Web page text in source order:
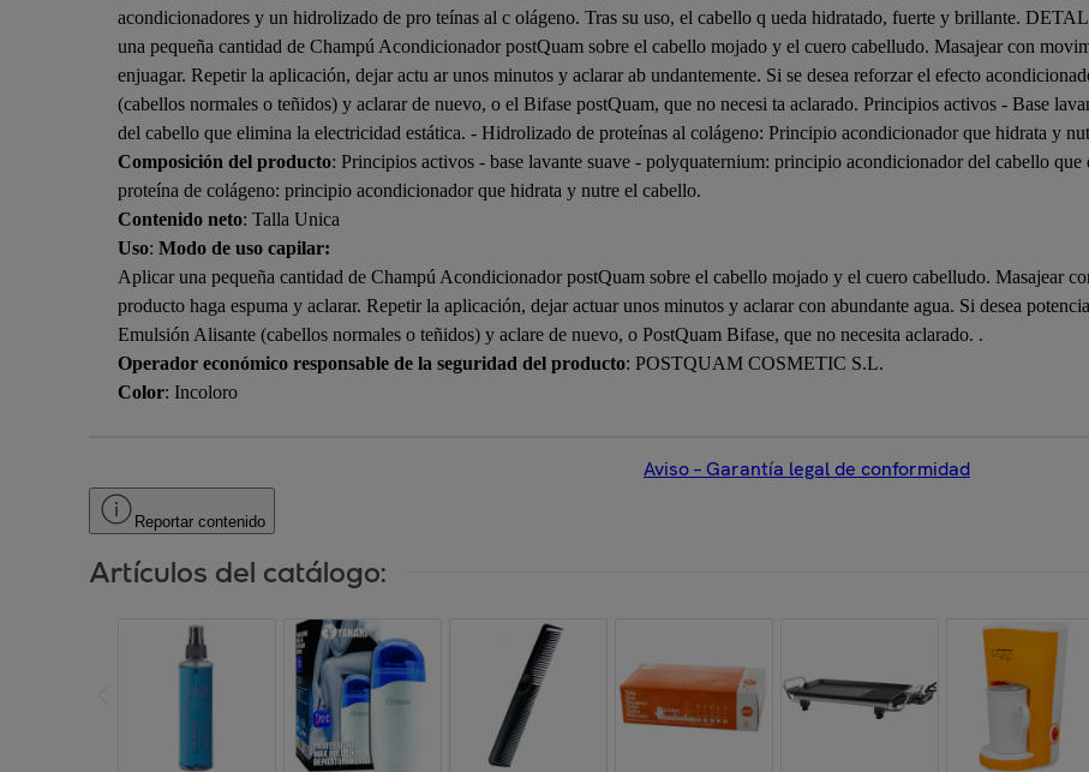
acondicionadores y un hidrolizado de pro teínas al c olágeno. Tras su uso, el cabello q ueda hidratado, fuerte y brillante.
una pequeña cantidad de Champú Acondicionador postQuam sobre el cabello mojado y el cuero cabelludo. Masajear con
enjuagar. Repetir la aplicación, dejar actu ar unos minutos y aclarar ab undantemente. Si se desea reforzar el efecto
(cabellos normales o teñidos) y aclarar de nuevo, o el Bifase postQuam, que no necesi ta aclarado. Principios activos - Base
del cabello que elimina la electricidad estática. - Hidrolizado de proteínas al colágeno: Principio acondicionador que hidrata y
Composición del producto: Principios activos - base lavante suave - polyquaternium: principio acondicionador del cabello
proteína de colágeno: principio acondicionador que hidrata y nutre el cabello.
Contenido neto: Talla Unica
Uso: Modo de uso capilar:
Aplicar una pequeña cantidad de Champú Acondicionador postQuam sobre el cabello mojado y el cuero cabelludo. Masajear
producto haga espuma y aclarar. Repetir la aplicación, dejar actuar unos minutos y aclarar con abundante agua. Si desea
Emulsión Alisante (cabellos normales o teñidos) y aclare de nuevo, o PostQuam Bifase, que no necesita aclarado. .
Operador económico responsable de la seguridad del producto: POSTQUAM COSMETIC S.L.
Color: Incoloro
Aviso – Garantía legal de conformidad
Reportar contenido
Artículos del catálogo: